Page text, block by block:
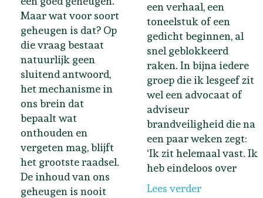
Maar wat voor soort
geheugen is dat? Op
die vraag bestaat
natuurlijk geen
sluitend antwoord,
het mechanisme in
ons brein dat
bepaalt wat
onthouden en
vergeten mag, blijft
het grootste raadsel.
De inhoud van ons
geheugen is nooit
een verhaal, een
toneelstuk of een
gedicht beginnen, al
snel geblokkeerd
raken. In bijna iedere
groep die ik lesgeef zit
wel een advocaat of
adviseur
brandveiligheid die na
een paar weken zegt:
‘Ik zit helemaal vast. Ik
heb eindeloos over
Lees verder